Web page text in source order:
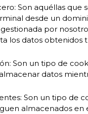
Son aquéllas que
desde un
por
los datos obtenidos
Son un tipo de
datos
Son un tipo de
almacenados en